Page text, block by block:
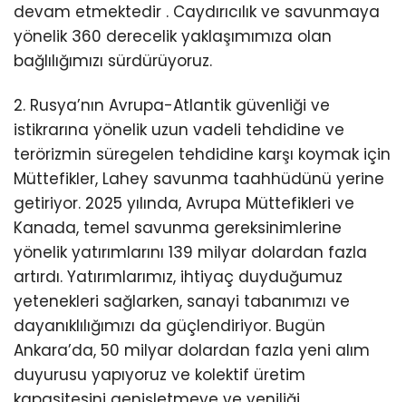
devam etmektedir . Caydırıcılık ve savunmaya
yönelik 360 derecelik yaklaşımımıza olan
bağlılığımızı sürdürüyoruz.
2. Rusya’nın Avrupa-Atlantik güvenliği ve
istikrarına yönelik uzun vadeli tehdidine ve
terörizmin süregelen tehdidine karşı koymak için
Müttefikler, Lahey savunma taahhüdünü yerine
getiriyor. 2025 yılında, Avrupa Müttefikleri ve
Kanada, temel savunma gereksinimlerine
yönelik yatırımlarını 139 milyar dolardan fazla
artırdı. Yatırımlarımız, ihtiyaç duyduğumuz
yetenekleri sağlarken, sanayi tabanımızı ve
dayanıklılığımızı da güçlendiriyor. Bugün
Ankara’da, 50 milyar dolardan fazla yeni alım
duyurusu yapıyoruz ve kolektif üretim